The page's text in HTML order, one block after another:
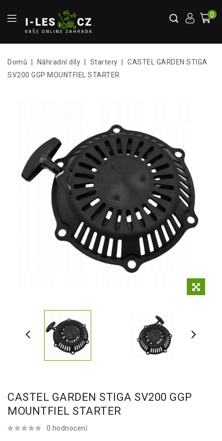
0
Domů Náhradní díly Startery
CASTEL GARDEN STIGA
SV200 GGP MOUNTFIEL STARTER
CASTEL GARDEN STIGA SV200 GGP
MOUNTFIEL STARTER
0 hodnocení